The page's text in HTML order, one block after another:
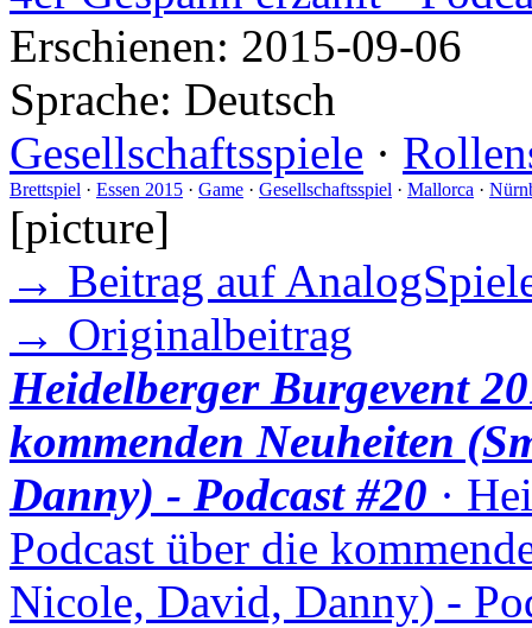
Erschienen: 2015-09-06
Sprache: Deutsch
Gesellschaftsspiele ·
Brettspiel · Essen 2015 · Game · Gesellschaftsspiel · Mallorca ·
[picture]
→ Beitrag auf
→ Originalbeitrag
Heidelberger Burgevent
kommenden Neuheiten
Danny) - Podcast #20 ·
Podcast über die
Nicole, David, Danny) -